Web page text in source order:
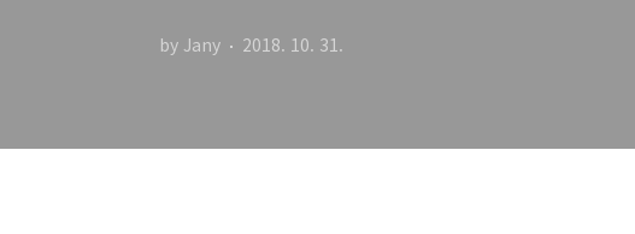
by Jany 2018. 10. 31.